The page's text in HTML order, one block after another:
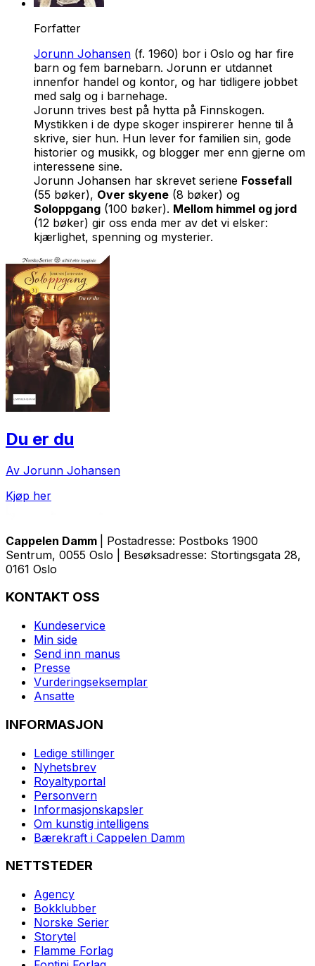
Forfatter
Jorunn Johansen (f. 1960) bor i Oslo og har fire
barn og fem barnebarn. Jorunn er utdannet
innenfor handel og kontor, og har tidligere jobbet
med salg og i barnehage.
Jorunn trives best på hytta på Finnskogen.
Mystikken i de dype skoger inspirerer henne til å
skrive, sier hun. Hun lever for familien sin, gode
historier og musikk, og blogger mer enn gjerne om
interessene sine.
Jorunn Johansen har skrevet seriene Fossefall
(55 bøker), Over skyene (8 bøker) og
Soloppgang (100 bøker). Mellom himmel og jord
(12 bøker) gir oss enda mer av det vi elsker:
kjærlighet, spenning og mysterier.
Du er du
Av Jorunn Johansen
Kjøp her
Cappelen Damm
| Postadresse: Postboks 1900
Sentrum, 0055 Oslo | Besøksadresse: Stortingsgata 28,
0161 Oslo
KONTAKT OSS
Kundeservice
Min side
Send inn manus
Presse
Vurderingseksemplar
Ansatte
INFORMASJON
Ledige stillinger
Nyhetsbrev
Royaltyportal
Personvern
Informasjonskapsler
Om kunstig intelligens
Bærekraft i Cappelen Damm
NETTSTEDER
Agency
Bokklubber
Norske Serier
Storytel
Flamme Forlag